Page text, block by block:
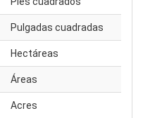
Pulgadas cuadradas
Hectáreas
Áreas
Acres